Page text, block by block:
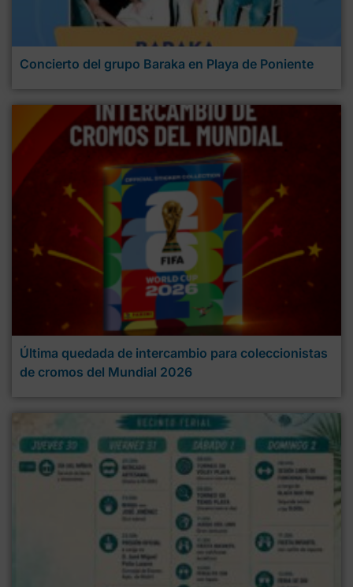
Concierto del grupo Baraka en Playa de Poniente
Última quedada de intercambio para coleccionistas
de cromos del Mundial 2026